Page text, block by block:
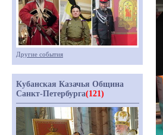
Другие события
Кубанская Казачья Община
Санкт-Петербурга(121)